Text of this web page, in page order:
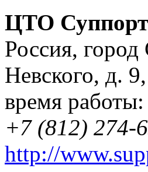
ЦТО
Россия, город
Невского, д. 9,
время работы:
+7 (812) 274-
http://